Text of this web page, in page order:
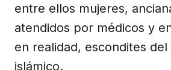
entre ellos mujeres,
atendidos por médicos y
en realidad, escondites
islámico.